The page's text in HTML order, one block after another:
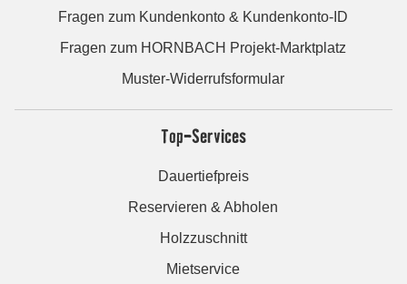
Fragen zum Kundenkonto & Kundenkonto-ID
Fragen zum HORNBACH Projekt-Marktplatz
Muster-Widerrufsformular
Top-Services
Dauertiefpreis
Reservieren & Abholen
Holzzuschnitt
Mietservice